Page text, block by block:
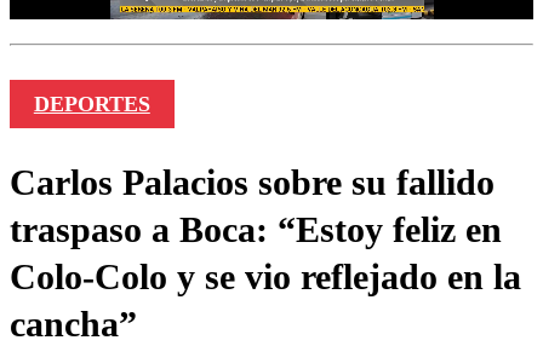
DEPORTES
Carlos Palacios sobre su fallido
traspaso a Boca: “Estoy feliz en
Colo-Colo y se vio reflejado en la
cancha”